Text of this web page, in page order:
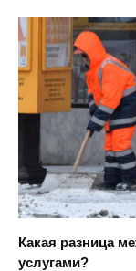
Какая разница
услугами?